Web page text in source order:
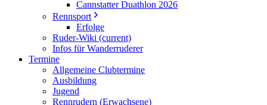
Cannstatter Duathlon 2026
Rennsport
Erfolge
Ruder-Wiki (current)
Infos für Wanderruderer
Termine
Allgemeine Clubtermine
Ausbildung
Jugend
Rennrudern (Erwachsene)